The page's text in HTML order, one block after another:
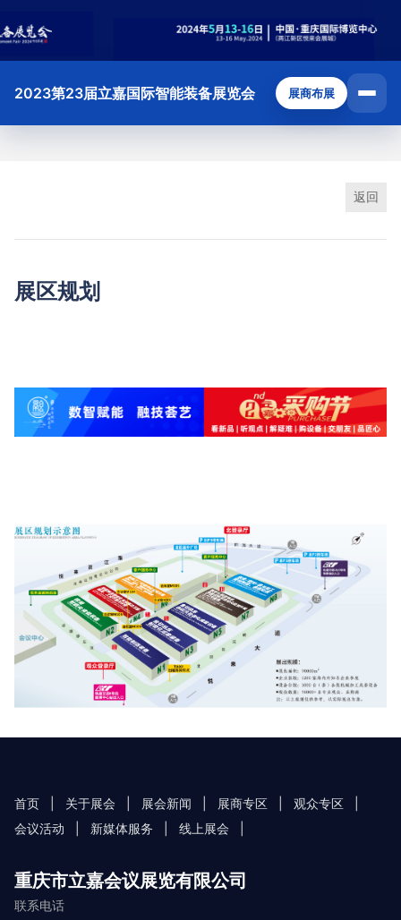
2023第23届立嘉国际智能装备展览会 展商布展
返回
展区规划
首页 关于展会 展会新闻 展商专区 观众专区
会议活动
新媒体服务 线上展会
重庆市立嘉会议展览有限公司
联系电话